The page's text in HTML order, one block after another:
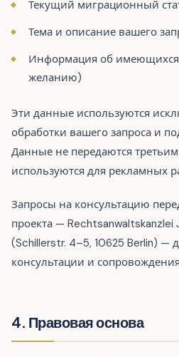
Текущий миграционный
Тема и описание вашего
Информация об имеющихся
желанию)
Эти данные используются
обработки вашего запроса и
Данные не передаются
используются для рекламных
Запросы на консультацию
проекта — Rechtsanwaltskanzlei
(Schillerstr. 4–5, 10625 Berlin) —
консультации и
4. Правовая основа